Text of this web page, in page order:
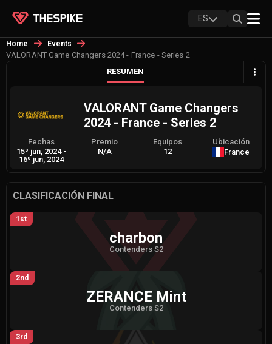
ES
Home Events
VALORANT Game Changers 2024 - France - Series 2
RESUMEN
VALORANT Game Changers
2024 - France - Series 2
Fechas
15º jun, 2024 -
16º jun, 2024
Premio
N/A
Equipos
12
Ubicación
France
CLASIFICACIÓN FINAL
1st
charbon
Contenders S2
2nd
ZERANCE Mint
Contenders S2
3rd